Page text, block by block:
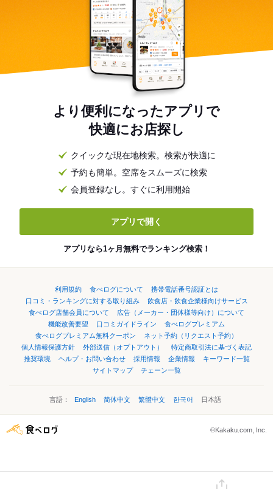
より便利になったアプリで
快適にお店探し
クイックな現在地検索。検索が快適に
予約も簡単。空席をスムーズに検索
会員登録なし。すぐに利用開始
アプリで開く
アプリなら1ヶ月無料でランキング検索！
利用規約 食べログについて
携帯電話番号認証とは
口コミ・ランキングに対する取り組み
飲食店・飲食企業様向けサービス
食べログ店舗会員について
広告（メーカー・団体様等向け）について
機能改善要望
口コミガイドライン
食べログプレミアム
食べログプレミアム無料クーポン
ネット予約（リクエスト予約）
個人情報保護方針
外部送信（オプトアウト）
特定商取引法に基づく表記
推奨環境
ヘルプ・お問い合わせ 採用情報 企業情報
キーワード一覧
サイトマップ
チェーン一覧
言語： English 简体中文 繁體中文 한국어 日本語
©Kakaku.com, Inc.